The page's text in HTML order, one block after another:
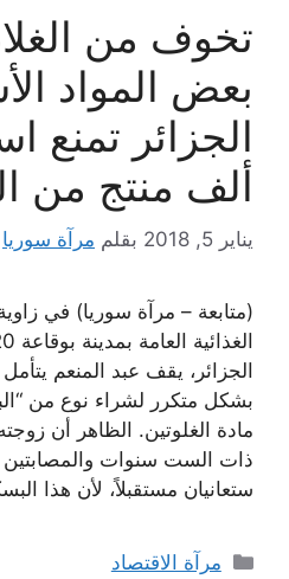
تخوف من
بعض المواد
الجزائر تمنع
ألف منتج من
يناير 5, 2018 بقلم مرآة سوريا
(متابعة – مرآة سوريا) في
الجزائر، يقف عبد المنعم
بشكل متكرر لشراء نوع من
مادة الغلوتين. الظاهر أن
ذات الست سنوات
ستعانيان مستقبلاً، لأن هذا
التصنيفات
مرآة الاقتصاد